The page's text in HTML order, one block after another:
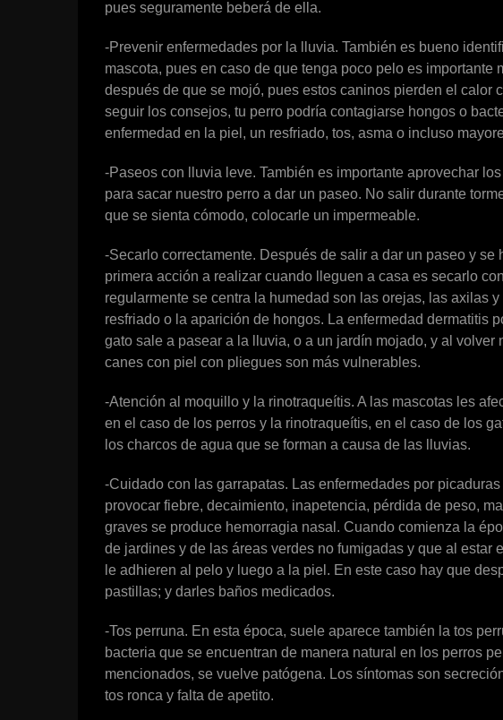
pues seguramente beberá de ella.
-Prevenir enfermedades por la lluvia. También es bueno
mascota, pues en caso de que tenga poco pelo es importante
después de que se mojó, pues estos caninos pierden el calor
seguir los consejos, tu perro podría contagiarse hongos o
enfermedad en la piel, un resfriado, tos, asma o incluso
-Paseos con lluvia leve. También es importante aprovechar
para sacar nuestro perro a dar un paseo. No salir durante
que se sienta cómodo, colocarle un impermeable.
-Secarlo correctamente. Después de salir a dar un paseo y se
primera acción a realizar cuando lleguen a casa es secarlo
regularmente se centra la humedad son las orejas, las axilas
resfriado o la aparición de hongos. La enfermedad dermatitis
gato sale a pasear a la lluvia, o a un jardín mojado, y al volver
canes con piel con pliegues son más vulnerables.
-Atención al moquillo y la rinotraqueítis. A las mascotas les
en el caso de los perros y la rinotraqueítis, en el caso de los
los charcos de agua que se forman a causa de las lluvias.
-Cuidado con las garrapatas. Las enfermedades por
provocar fiebre, decaimiento, inapetencia, pérdida de peso,
graves se produce hemorragia nasal. Cuando comienza la
de jardines y de las áreas verdes no fumigadas y que al estar
le adhieren al pelo y luego a la piel. En este caso hay que
pastillas; y darles baños medicados.
-Tos perruna. En esta época, suele aparece también la tos
bacteria que se encuentran de manera natural en los perros
mencionados, se vuelve patógena. Los síntomas son
tos ronca y falta de apetito.